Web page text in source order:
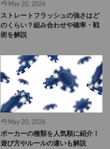
May 20, 2026
ストレートフラッシュの強さはど
のくらい？組み合わせや確率・戦
術を解説
May 20, 2026
ポーカーの種類を人気順に紹介！
遊び方やルールの違いも解説